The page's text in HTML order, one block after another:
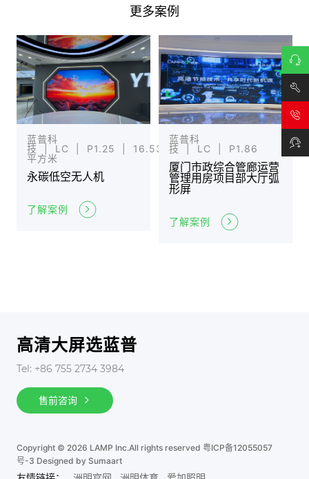
更多案例
蓝普科
技 | LC | P1.25 | 16.5376
平方米
永碳低空无人机
了解案例
蓝普科
技 | LC | P1.86
厦门市政综合管廊运营
管理用房项目部大厅弧
形屏
了解案例
高清大屏选蓝普
Tel: +86 755 2734 3984
售前咨询
Copyright © 2026 LAMP Inc.All rights reserved 粤ICP备12055057
号-3 Designed by Sumaart
在线
咨询
技术
支持